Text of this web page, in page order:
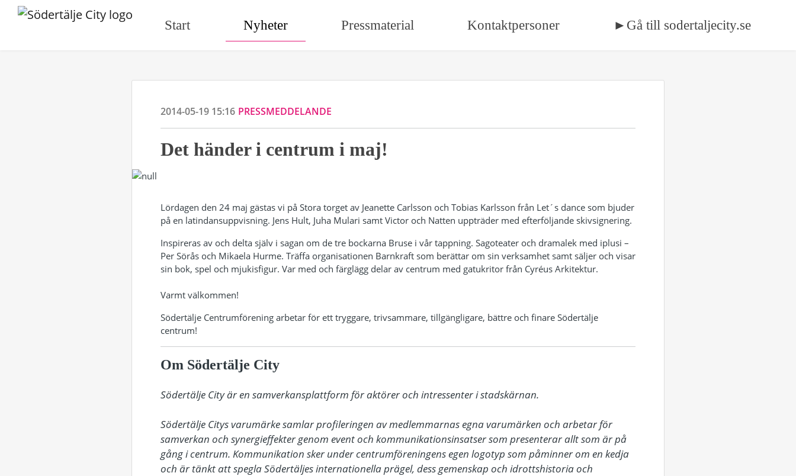
Start Nyheter Pressmaterial Kontaktpersoner ►Gå till sodertaljecity.se
2014-05-19 15:16 PRESSMEDDELANDE
Det händer i centrum i maj!
Lördagen den 24 maj gästas vi på Stora torget av Jeanette Carlsson och Tobias Karlsson från Let´s dance som bjuder
på en latindansuppvisning. Jens Hult, Juha Mulari samt Victor och Natten uppträder med efterföljande skivsignering.
Inspireras av och delta själv i sagan om de tre bockarna Bruse i vår tappning. Sagoteater och dramalek med iplusi –
Per Sörås och Mikaela Hurme. Träffa organisationen Barnkraft som berättar om sin verksamhet samt säljer och visar
sin bok, spel och mjukisfigur. Var med och färglägg delar av centrum med gatukritor från Cyréus Arkitektur.
Varmt välkommen!
Södertälje Centrumförening arbetar för ett tryggare, trivsammare, tillgängligare, bättre och finare Södertälje
centrum!
Om Södertälje City
Södertälje City är en samverkansplattform för aktörer och intressenter i stadskärnan.
Södertälje Citys varumärke samlar profileringen av medlemmarnas egna varumärken och arbetar för
samverkan och synergieffekter genom event och kommunikationsinsatser som presenterar allt som är på
gång i centrum. Kommunikation sker under centrumföreningens egen logotyp som påminner om en kedja
och är tänkt att spegla Södertäljes internationella prägel, dess gemenskap och idrottshistoria och